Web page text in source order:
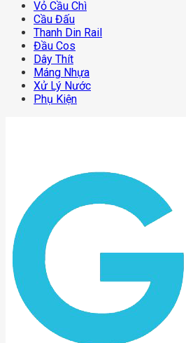
Vỏ Cầu Chì
Cầu Đấu
Thanh Din Rail
Đầu Cos
Dây Thít
Máng Nhựa
Xử Lý Nước
Phụ Kiện